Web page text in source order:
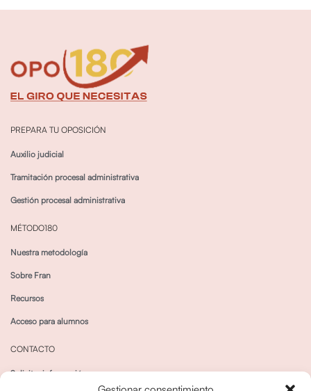
PREPARA TU OPOSICIÓN
Auxilio judicial
Tramitación procesal administrativa
Gestión procesal administrativa
MÉTODO180
Nuestra metodología
Sobre Fran
Recursos
Acceso para alumnos
CONTACTO
Solicitar información